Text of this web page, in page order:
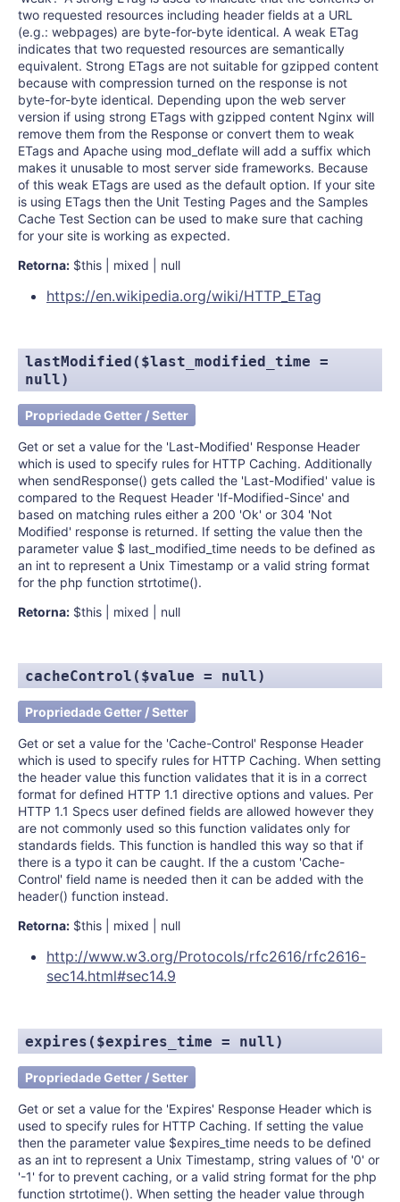
two requested resources including header fields at a URL
(e.g.: webpages) are byte-for-byte identical. A weak ETag
indicates that two requested resources are semantically
equivalent. Strong ETags are not suitable for gzipped content
because with compression turned on the response is not
byte-for-byte identical. Depending upon the web server
version if using strong ETags with gzipped content Nginx will
remove them from the Response or convert them to weak
ETags and Apache using mod_deflate will add a suffix which
makes it unusable to most server side frameworks. Because
of this weak ETags are used as the default option. If your site
is using ETags then the Unit Testing Pages and the Samples
Cache Test Section can be used to make sure that caching
for your site is working as expected.
Retorna: $this | mixed | null
https://en.wikipedia.org/wiki/HTTP_ETag
lastModified($last_modified_time =
null)
Propriedade Getter / Setter
Get or set a value for the 'Last-Modified' Response Header
which is used to specify rules for HTTP Caching. Additionally
when sendResponse() gets called the 'Last-Modified' value is
compared to the Request Header 'If-Modified-Since' and
based on matching rules either a 200 'Ok' or 304 'Not
Modified' response is returned. If setting the value then the
parameter value $ last_modified_time needs to be defined as
an int to represent a Unix Timestamp or a valid string format
for the php function strtotime().
Retorna: $this | mixed | null
cacheControl($value = null)
Propriedade Getter / Setter
Get or set a value for the 'Cache-Control' Response Header
which is used to specify rules for HTTP Caching. When setting
the header value this function validates that it is in a correct
format for defined HTTP 1.1 directive options and values. Per
HTTP 1.1 Specs user defined fields are allowed however they
are not commonly used so this function validates only for
standards fields. This function is handled this way so that if
there is a typo it can be caught. If the a custom 'Cache-
Control' field name is needed then it can be added with the
header() function instead.
Retorna: $this | mixed | null
http://www.w3.org/Protocols/rfc2616/rfc2616-
sec14.html#sec14.9
expires($expires_time = null)
Propriedade Getter / Setter
Get or set a value for the 'Expires' Response Header which is
used to specify rules for HTTP Caching. If setting the value
then the parameter value $expires_time needs to be defined
as an int to represent a Unix Timestamp, string values of '0' or
'-1' for to prevent caching, or a valid string format for the php
function strtotime(). When setting the header value through